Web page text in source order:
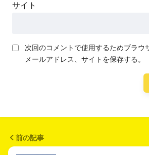
サイト
次回のコメントで使用するためブラウ
メールアドレス、サイトを保存する。
前の記事